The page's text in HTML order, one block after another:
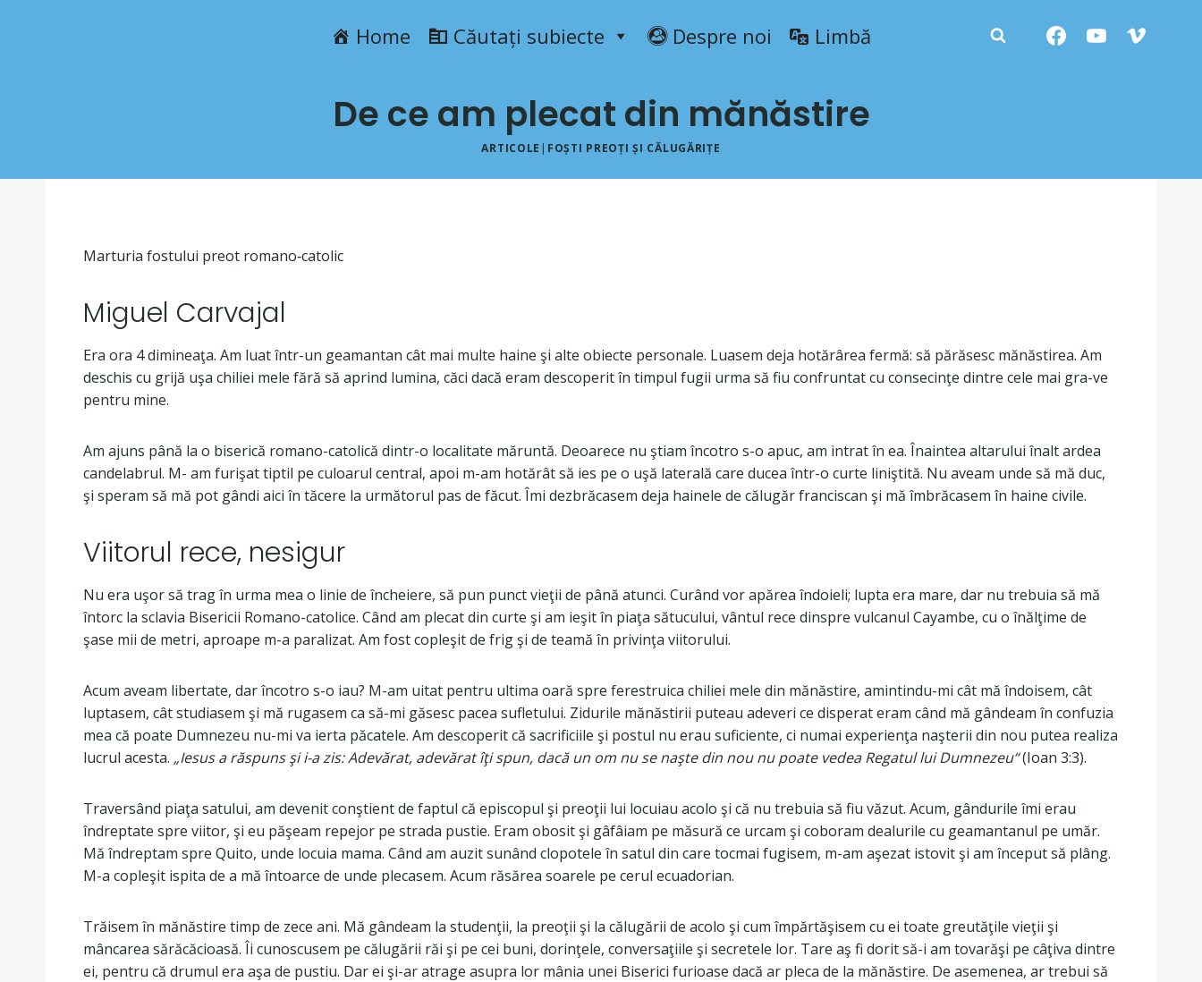
Home Căutați subiecte Despre noi Limbă
De ce am plecat din mănăstire
ARTICOLE | FOȘTI PREOȚI ȘI CĂLUGĂRIȚE
Marturia fostului preot romano‐catolic
Miguel Carvajal
Era ora 4 dimineaţa. Am luat într-un geamantan cât mai multe haine şi alte obiecte personale. Luasem deja hotărârea fermă: să părăsesc mănăstirea. Am
deschis cu grijă uşa chiliei mele fără să aprind lumina, căci dacă eram descoperit în timpul fugii urma să fiu confruntat cu consecinţe dintre cele mai gra-ve
pentru mine.
Am ajuns până la o biserică romano-catolică dintr-o localitate măruntă. Deoarece nu ştiam încotro s-o apuc, am intrat în ea. Înaintea altarului înalt ardea
candelabrul. M- am furişat tiptil pe culoarul central, apoi m-am hotărât să ies pe o uşă laterală care ducea într-o curte liniştită. Nu aveam unde să mă duc,
şi speram să mă pot gândi aici în tăcere la următorul pas de făcut. Îmi dezbrăcasem deja hainele de călugăr franciscan şi mă îmbrăcasem în haine civile.
Viitorul rece, nesigur
Nu era uşor să trag în urma mea o linie de încheiere, să pun punct vieţii de până atunci. Curând vor apărea îndoieli; lupta era mare, dar nu trebuia să mă
întorc la sclavia Bisericii Romano-catolice. Când am plecat din curte şi am ieşit în piaţa sătucului, vântul rece dinspre vulcanul Cayambe, cu o înălţime de
şase mii de metri, aproape m-a paralizat. Am fost copleşit de frig şi de teamă în privinţa viitorului.
Acum aveam libertate, dar încotro s-o iau? M-am uitat pentru ultima oară spre ferestruica chiliei mele din mănăstire, amintindu-mi cât mă îndoisem, cât
luptasem, cât studiasem şi mă rugasem ca să-mi găsesc pacea sufletului. Zidurile mănăstirii puteau adeveri ce disperat eram când mă gândeam în confuzia
mea că poate Dumnezeu nu-mi va ierta păcatele. Am descoperit că sacrificiile şi postul nu erau suficiente, ci numai experienţa naşterii din nou putea realiza
lucrul acesta. „Iesus a răspuns şi i-a zis: Adevărat, adevărat îţi spun, dacă un om nu se naşte din nou nu poate vedea Regatul lui Dumnezeu“(Ioan 3:3).
Traversând piaţa satului, am devenit conştient de faptul că episcopul şi preoţii lui locuiau acolo şi că nu trebuia să fiu văzut. Acum, gândurile îmi erau
îndreptate spre viitor, şi eu păşeam repejor pe strada pustie. Eram obosit şi gâfâiam pe măsură ce urcam şi coboram dealurile cu geamantanul pe umăr.
Mă îndreptam spre Quito, unde locuia mama. Când am auzit sunând clopotele în satul din care tocmai fugisem, m-am aşezat istovit şi am început să plâng.
M-a copleşit ispita de a mă întoarce de unde plecasem. Acum răsărea soarele pe cerul ecuadorian.
Trăisem în mănăstire timp de zece ani. Mă gândeam la studenţii, la preoţii şi la călugării de acolo şi cum împărtăşisem cu ei toate greutăţile vieţii şi
mâncarea sărăcăcioasă. Îi cunoscusem pe călugării răi şi pe cei buni, dorinţele, conversaţiile şi secretele lor. Tare aş fi dorit să-i am tovarăşi pe câţiva dintre
ei, pentru că drumul era aşa de pustiu. Dar ei şi-ar atrage asupra lor mânia unei Biserici furioase dacă ar pleca de la mănăstire. De asemenea, ar trebui să